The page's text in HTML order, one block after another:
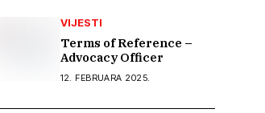
VIJESTI
Terms of Reference –
Advocacy Officer
12. FEBRUARA 2025.